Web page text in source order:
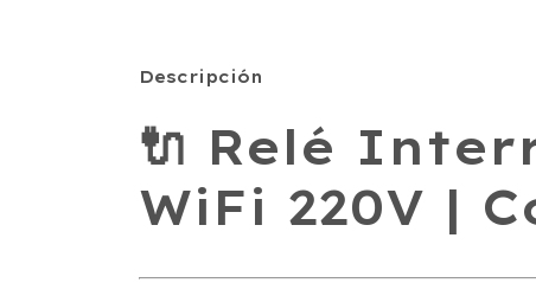
Descripción
🔌 Relé
WiFi 220V |